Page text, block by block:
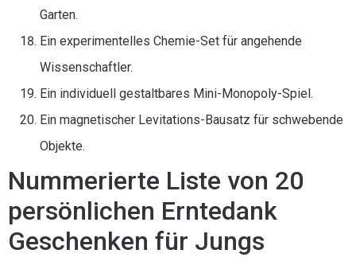
Garten.
Ein experimentelles Chemie-Set für angehende
Wissenschaftler.
Ein individuell gestaltbares Mini-Monopoly-Spiel.
Ein magnetischer Levitations-Bausatz für schwebende
Objekte.
Nummerierte Liste von 20
persönlichen Erntedank
Geschenken für Jungs